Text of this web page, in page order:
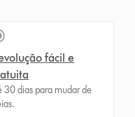
fácil e
30 dias para mudar de